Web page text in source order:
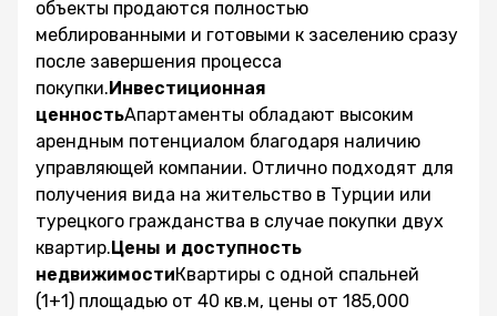
объекты продаются полностью
меблированными и готовыми к заселению сразу
после завершения процесса
покупки.Инвестиционная
ценностьАпартаменты обладают высоким
арендным потенциалом благодаря наличию
управляющей компании. Отлично подходят для
получения вида на жительство в Турции или
турецкого гражданства в случае покупки двух
квартир.Цены и доступность
недвижимостиКвартиры с одной спальней
(1+1) площадью от 40 кв.м, цены от 185,000